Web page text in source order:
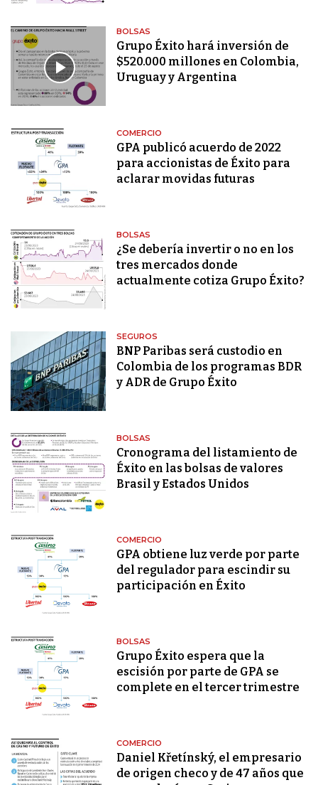
BOLSAS
Grupo Éxito hará inversión de
$520.000 millones en Colombia,
Uruguay y Argentina
COMERCIO
GPA publicó acuerdo de 2022
para accionistas de Éxito para
aclarar movidas futuras
BOLSAS
¿Se debería invertir o no en los
tres mercados donde
actualmente cotiza Grupo Éxito?
SEGUROS
BNP Paribas será custodio en
Colombia de los programas BDR
y ADR de Grupo Éxito
BOLSAS
Cronograma del listamiento de
Éxito en las bolsas de valores
Brasil y Estados Unidos
COMERCIO
GPA obtiene luz verde por parte
del regulador para escindir su
participación en Éxito
BOLSAS
Grupo Éxito espera que la
escisión por parte de GPA se
complete en el tercer trimestre
COMERCIO
Daniel Křetínský, el empresario
de origen checo y de 47 años que